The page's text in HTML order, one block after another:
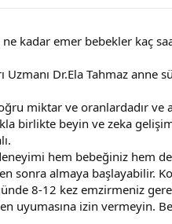
kadar emer bebekler kaç
Uzmanı Dr.Ela Tahmaz
miktar ve oranlardadır ve
birlikte beyin ve zeka
hem bebeğiniz hem
sonra almaya başlayabilir.
8-12 kez emzirmeniz
uyumasına izin vermeyin.